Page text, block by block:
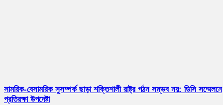
সামরিক-বেসামরিক সুসম্পর্ক ছাড়া শক্তিশালী রাষ্ট্র গঠন সম্ভব নয়: ডিসি সম্মেলনে
প্রতিরক্ষা উপদেষ্টা